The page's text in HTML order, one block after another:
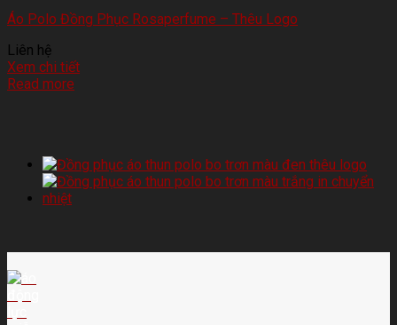
Áo Polo Đồng Phục Rosaperfume – Thêu Logo
Liên hệ
Xem chi tiết
Read more